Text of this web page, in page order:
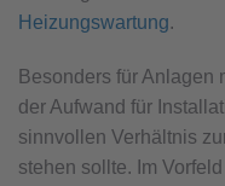
Heizungswartung.
Besonders für Anlagen
der Aufwand für
sinnvollen Verhältnis
stehen sollte. Im